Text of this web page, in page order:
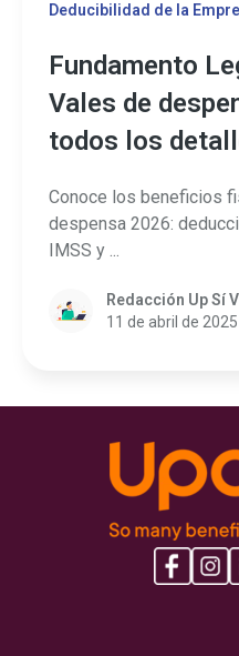
Deducibilidad de la
Fundamento
Vales de
todos los
Conoce los beneficios
despensa 2026:
IMSS y ...
Redacción Up Sí
11 de abril de 2025